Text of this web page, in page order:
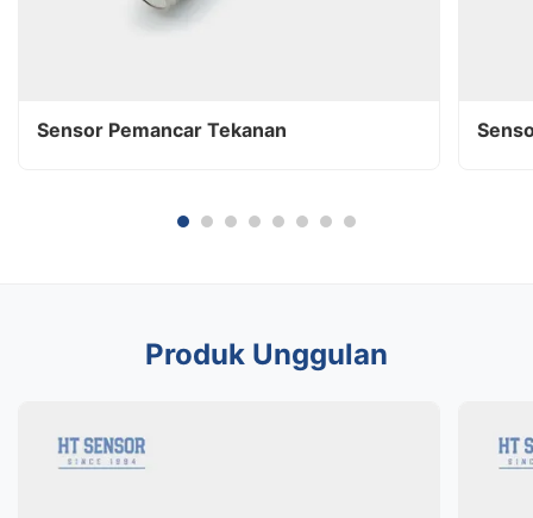
Sensor Pemancar Tekanan
Produk Unggulan